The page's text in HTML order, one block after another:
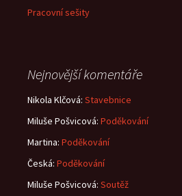
Pracovní sešity
Nejnovější komentáře
Nikola Klčová: Stavebnice
Miluše Pošvicová: Poděkování
Martina: Poděkování
Česká: Poděkování
Miluše Pošvicová: Soutěž